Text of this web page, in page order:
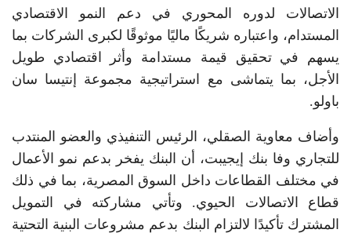
الاتصالات لدوره المحوري في دعم النمو الاقتصادي
المستدام، واعتباره شريكًا ماليًا موثوقًا لكبرى الشركات بما
يسهم في تحقيق قيمة مستدامة وأثر اقتصادي طويل
الأجل، بما يتماشى مع استراتيجية مجموعة إنتيسا سان
باولو.
وأضاف معاوية الصقلي، الرئيس التنفيذي والعضو المنتدب
للتجاري وفا بنك إيجيبت، أن البنك يفخر بدعم نمو الأعمال
في مختلف القطاعات داخل السوق المصرية، بما في ذلك
قطاع الاتصالات الحيوي. وتأتي مشاركته في التمويل
المشترك تأكيدًا لالتزام البنك بدعم مشروعات البنية التحتية